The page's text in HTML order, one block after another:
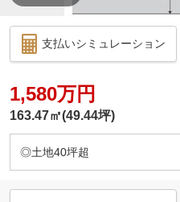
支払いシミュレーション
1,580万円
163.47㎡(49.44坪)
◎土地40坪超